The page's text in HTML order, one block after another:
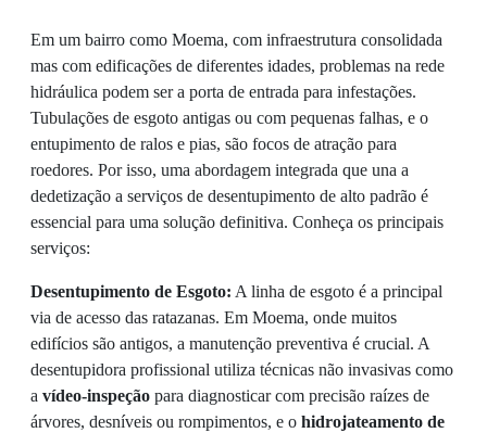
Em um bairro como Moema, com infraestrutura consolidada
mas com edificações de diferentes idades, problemas na rede
hidráulica podem ser a porta de entrada para infestações.
Tubulações de esgoto antigas ou com pequenas falhas, e o
entupimento de ralos e pias, são focos de atração para
roedores. Por isso, uma abordagem integrada que una a
dedetização a serviços de desentupimento de alto padrão é
essencial para uma solução definitiva. Conheça os principais
serviços:
Desentupimento de Esgoto: A linha de esgoto é a principal
via de acesso das ratazanas. Em Moema, onde muitos
edifícios são antigos, a manutenção preventiva é crucial. A
desentupidora profissional utiliza técnicas não invasivas como
a vídeo-inspeção para diagnosticar com precisão raízes de
árvores, desníveis ou rompimentos, e o hidrojateamento de